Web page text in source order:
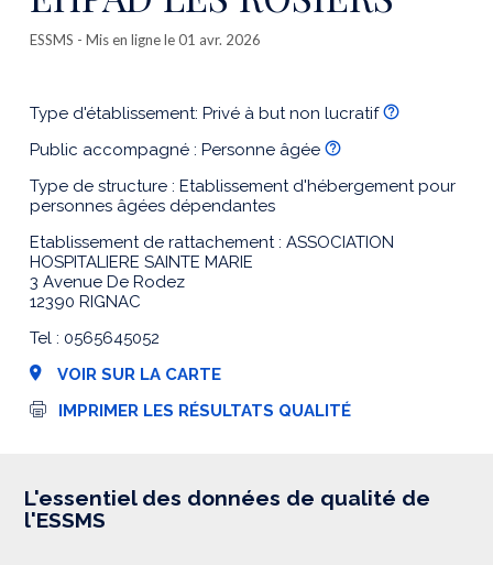
ESSMS - Mis en ligne le 01 avr. 2026
Type d'établissement: Privé à but non lucratif
Public accompagné : Personne âgée
Type de structure : Etablissement d'hébergement pour
personnes âgées dépendantes
Etablissement de rattachement : ASSOCIATION
HOSPITALIERE SAINTE MARIE
3 Avenue De Rodez
12390 RIGNAC
Tel : 0565645052
VOIR SUR LA CARTE
I
s
i
IMPRIMER LES RÉSULTATS QUALITÉ
L'essentiel des données de qualité de
l'ESSMS